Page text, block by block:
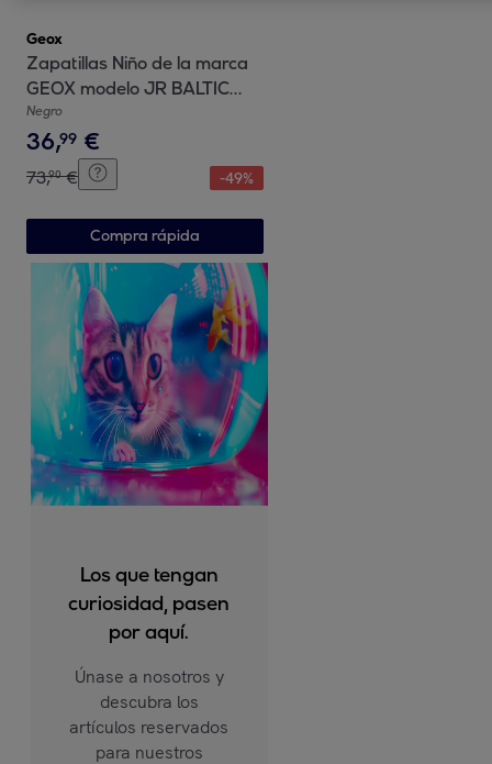
Geox
Zapatillas Niño de la marca
GEOX modelo JR BALTIC
BOY B ABX NEGRO
Negro
36,99 €
73,90 € -49%
Compra rápida
Los que tengan
curiosidad, pasen
por aquí.
Únase a nosotros y
descubra los
artículos reservados
para nuestros